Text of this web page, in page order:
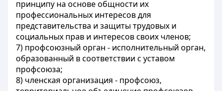
принципу на основе общности их
профессиональных интересов для
представительства и защиты трудовых и
социальных прав и интересов своих членов;
7) профсоюзный орган - исполнительный орган,
образованный в соответствии с уставом
профсоюза;
8) членская организация - профсоюз,